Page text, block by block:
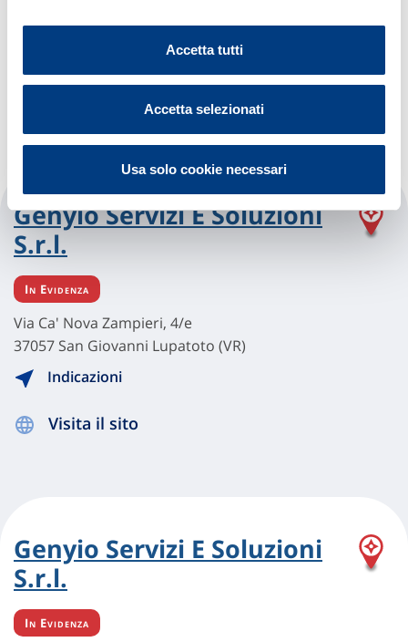
Accetta tutti
Accetta selezionati
Usa solo cookie necessari
Visita il sito
Genyio Servizi E Soluzioni
S.r.l.
In Evidenza
Via Ca' Nova Zampieri, 4/e
37057 San Giovanni Lupatoto (VR)
Indicazioni
Visita il sito
Genyio Servizi E Soluzioni
S.r.l.
In Evidenza